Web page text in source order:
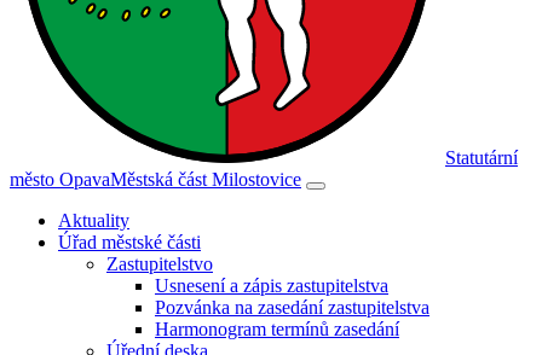
Statutární
město OpavaMěstská část Milostovice
Aktuality
Úřad městské části
Zastupitelstvo
Usnesení a zápis zastupitelstva
Pozvánka na zasedání zastupitelstva
Harmonogram termínů zasedání
Úřední deska